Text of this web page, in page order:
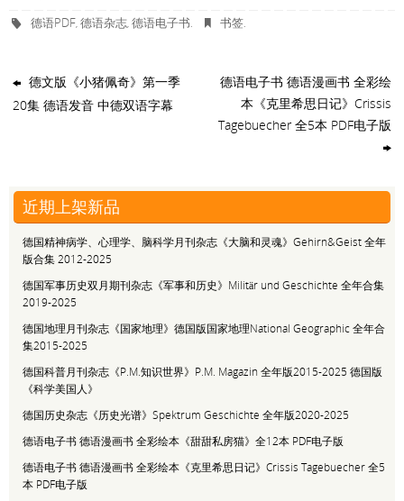
德语PDF,德语杂志,德语电子书. 书签.
德文版《小猪佩奇》第一季
20集 德语发音 中德双语字幕
德语电子书 德语漫画书 全彩绘
本《克里希思日记》Crissis
Tagebuecher 全5本 PDF电子版
近期上架新品
德国精神病学、心理学、脑科学月刊杂志《大脑和灵魂》Gehirn&Geist 全年
版合集 2012-2025
德国军事历史双月期刊杂志《军事和历史》Militär und Geschichte 全年合集
2019-2025
德国地理月刊杂志《国家地理》德国版国家地理National Geographic 全年合
集2015-2025
德国科普月刊杂志《P.M.知识世界》P.M. Magazin 全年版2015-2025 德国版
《科学美国人》
德国历史杂志《历史光谱》Spektrum Geschichte 全年版2020-2025
德语电子书 德语漫画书 全彩绘本《甜甜私房猫》全12本 PDF电子版
德语电子书 德语漫画书 全彩绘本《克里希思日记》Crissis Tagebuecher 全5
本 PDF电子版